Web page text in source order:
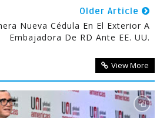
Older Article
Nueva Cédula En El Exterior A
Embajadora De RD Ante EE. UU.
View More